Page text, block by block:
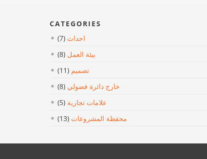
CATEGORIES
احداث (7)
بيئة العمل (8)
تصميم (11)
خارج دائرة فضولي (8)
علامات تجارية (5)
محفظة المشروعات (13)